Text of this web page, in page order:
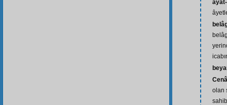
olan